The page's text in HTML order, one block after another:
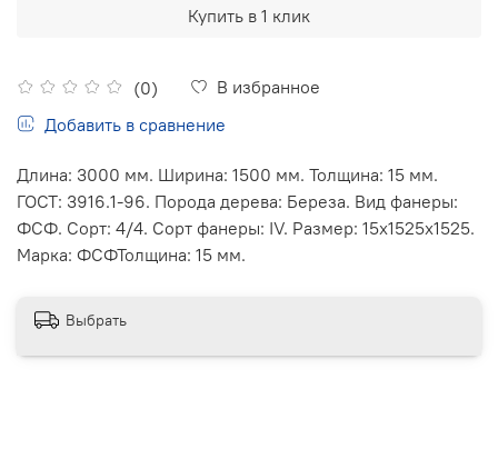
(0)
В избранное
Добавить в сравнение
Купить в 1 клик
Длина: 3000 мм. Ширина: 1500 мм. Толщина: 15 мм.
ГОСТ: 3916.1-96. Порода дерева: Береза. Вид фанеры:
ФСФ. Сорт: 4/4. Сорт фанеры: IV. Размер: 15х1525х1525.
Марка: ФСФТолщина: 15 мм.
Выбрать